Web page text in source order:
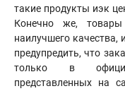
такие продукты иэк
Конечно же,
наилучшего качества,
предупредить, что
только в
представленных на